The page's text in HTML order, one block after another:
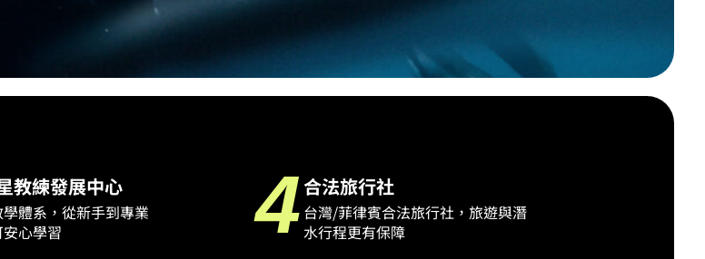
OF THE
教練發展中心
體系，從新手到專業
心學習
4合法旅行社
台灣/菲律賓合法旅行社，旅遊與潛
水行程更有保障